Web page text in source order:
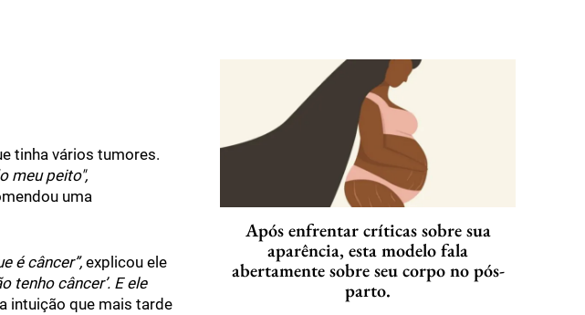
tinha vários tumores.
meu peito",
uma
é câncer”, explicou ele
tenho câncer’. E ele
intuição que mais tarde
Após enfrentar críticas sobre sua
aparência, esta modelo fala
abertamente sobre seu corpo no pós-
parto.